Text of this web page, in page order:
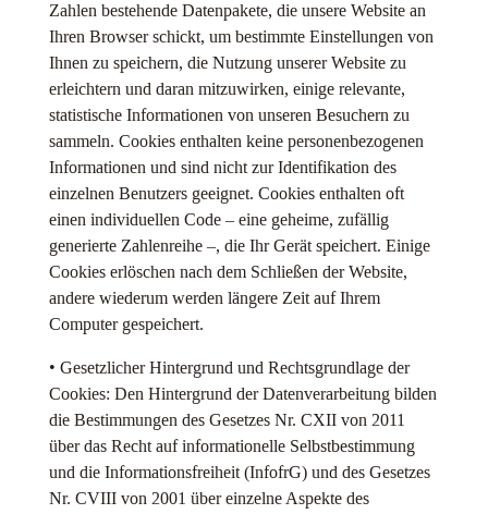
Zahlen bestehende Datenpakete, die unsere Website an
Ihren Browser schickt, um bestimmte Einstellungen von
Ihnen zu speichern, die Nutzung unserer Website zu
erleichtern und daran mitzuwirken, einige relevante,
statistische Informationen von unseren Besuchern zu
sammeln. Cookies enthalten keine personenbezogenen
Informationen und sind nicht zur Identifikation des
einzelnen Benutzers geeignet. Cookies enthalten oft
einen individuellen Code – eine geheime, zufällig
generierte Zahlenreihe –, die Ihr Gerät speichert. Einige
Cookies erlöschen nach dem Schließen der Website,
andere wiederum werden längere Zeit auf Ihrem
Computer gespeichert.
• Gesetzlicher Hintergrund und Rechtsgrundlage der
Cookies: Den Hintergrund der Datenverarbeitung bilden
die Bestimmungen des Gesetzes Nr. CXII von 2011
über das Recht auf informationelle Selbstbestimmung
und die Informationsfreiheit (InfofrG) und des Gesetzes
Nr. CVIII von 2001 über einzelne Aspekte des